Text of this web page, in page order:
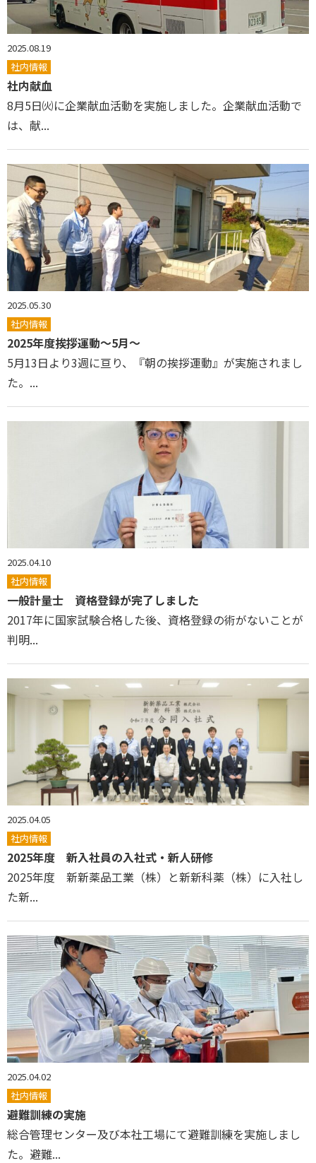
2025.08.19
社内情報
社内献血
8月5日㈫に企業献血活動を実施しました。企業献血活動で
は、献...
2025.05.30
社内情報
2025年度挨拶運動～5月～
5月13日より3週に亘り、『朝の挨拶運動』が実施されまし
た。...
2025.04.10
社内情報
一般計量士 資格登録が完了しました
2017年に国家試験合格した後、資格登録の術がないことが
判明...
2025.04.05
社内情報
2025年度 新入社員の入社式・新人研修
2025年度 新新薬品工業（株）と新新科薬（株）に入社し
た新...
2025.04.02
社内情報
避難訓練の実施
総合管理センター及び本社工場にて避難訓練を実施しまし
た。避難...